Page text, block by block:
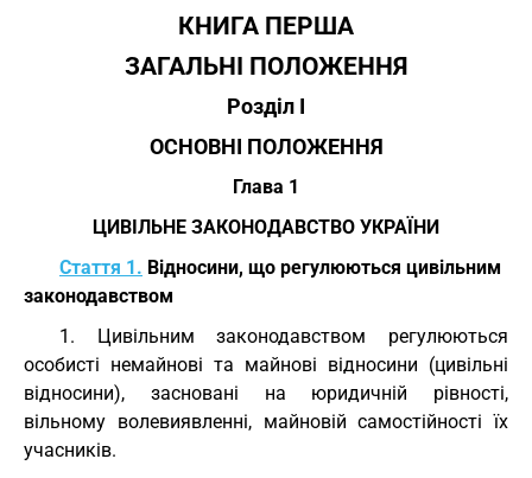
КНИГА ПЕРША
ЗАГАЛЬНІ ПОЛОЖЕННЯ
Розділ I
ОСНОВНІ ПОЛОЖЕННЯ
Глава 1
ЦИВІЛЬНЕ ЗАКОНОДАВСТВО УКРАЇНИ
Стаття 1. Відносини, що регулюються цивільним
законодавством
1. Цивільним законодавством регулюються
особисті немайнові та майнові відносини (цивільні
відносини), засновані на юридичній рівності,
вільному волевиявленні, майновій самостійності їх
учасників.